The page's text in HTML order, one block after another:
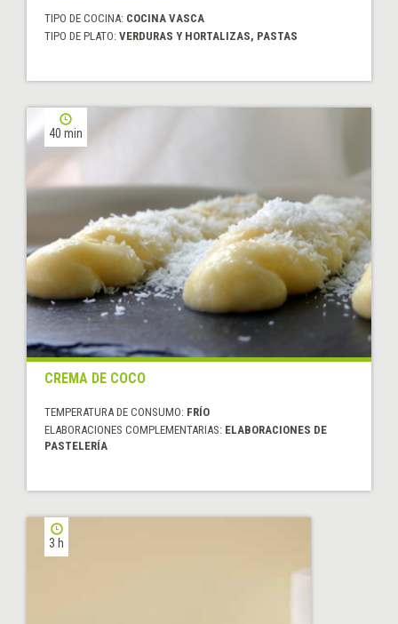
TIPO DE COCINA: COCINA VASCA
TIPO DE PLATO: VERDURAS Y HORTALIZAS, PASTAS
40 min
CREMA DE COCO
TEMPERATURA DE CONSUMO: FRÍO
ELABORACIONES COMPLEMENTARIAS: ELABORACIONES DE
PASTELERÍA
3 h